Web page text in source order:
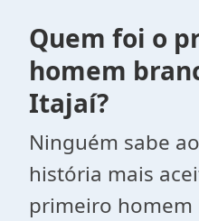
Quem foi o
homem
Itajaí?
Ninguém sabe
história mais
primeiro homem